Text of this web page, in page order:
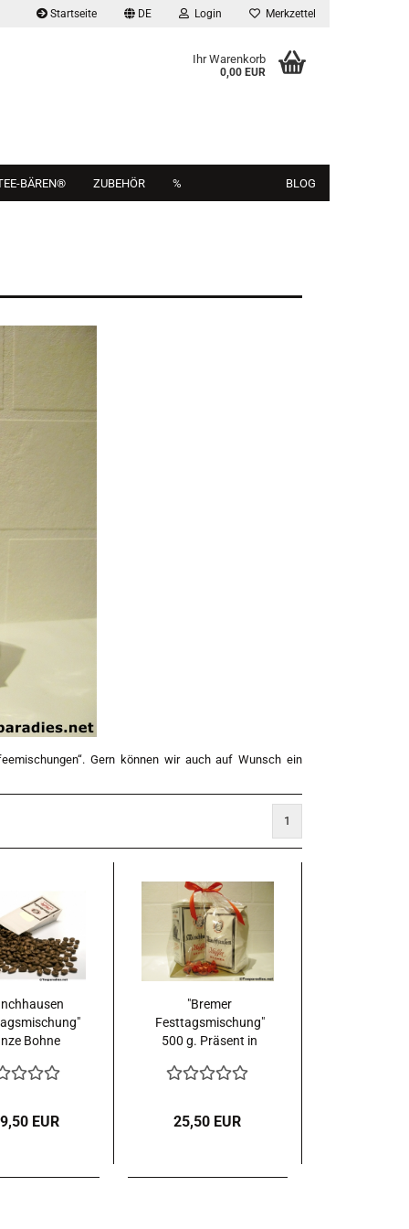
Startseite DE Login Merkzettel
Ihr Warenkorb
0,00 EUR
BÄREN® ZUBEHÖR % BLOG
Gern können wir auch auf Wunsch ein
1
Bohne
EUR
"Bremer
Festtagsmischung"
500 g. Präsent in
25,50 EUR